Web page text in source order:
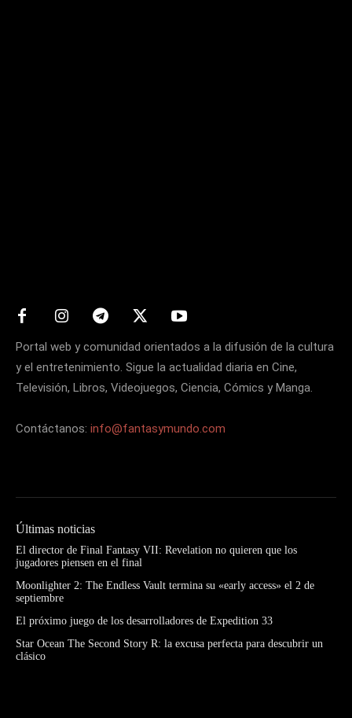
Portal web y comunidad orientados a la difusión de la cultura
y el entretenimiento. Sigue la actualidad diaria en Cine,
Televisión, Libros, Videojuegos, Ciencia, Cómics y Manga.
Contáctanos: info@fantasymundo.com
Últimas noticias
El director de Final Fantasy VII: Revelation no quieren que los
jugadores piensen en el final
Moonlighter 2: The Endless Vault termina su «early access» el 2 de
septiembre
El próximo juego de los desarrolladores de Expedition 33
Star Ocean The Second Story R: la excusa perfecta para descubrir un
clásico